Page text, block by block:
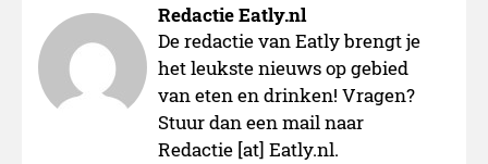
Redactie Eatly.nl
De redactie van Eatly brengt je
het leukste nieuws op gebied
van eten en drinken! Vragen?
Stuur dan een mail naar
Redactie [at] Eatly.nl.